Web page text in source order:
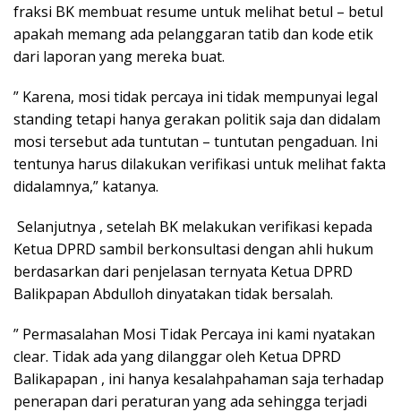
fraksi BK membuat resume untuk melihat betul – betul
apakah memang ada pelanggaran tatib dan kode etik
dari laporan yang mereka buat.
” Karena, mosi tidak percaya ini tidak mempunyai legal
standing tetapi hanya gerakan politik saja dan didalam
mosi tersebut ada tuntutan – tuntutan pengaduan. Ini
tentunya harus dilakukan verifikasi untuk melihat fakta
didalamnya,” katanya.
Selanjutnya , setelah BK melakukan verifikasi kepada
Ketua DPRD sambil berkonsultasi dengan ahli hukum
berdasarkan dari penjelasan ternyata Ketua DPRD
Balikpapan Abdulloh dinyatakan tidak bersalah.
” Permasalahan Mosi Tidak Percaya ini kami nyatakan
clear. Tidak ada yang dilanggar oleh Ketua DPRD
Balikapapan , ini hanya kesalahpahaman saja terhadap
penerapan dari peraturan yang ada sehingga terjadi